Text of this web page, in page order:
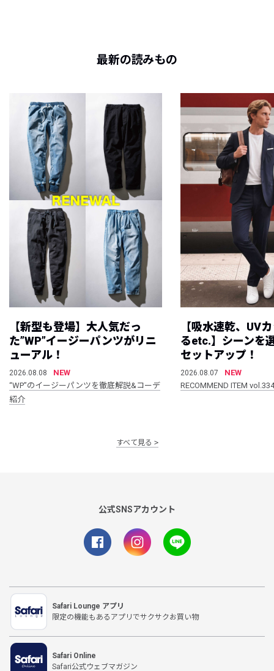
最新の読みもの
【新型も登場】大人気だっ
た”WP”イージーパンツがリニ
ューアル！
2026.08.08
NEW
“WP”のイージーパンツを徹底解説&コーデ
紹介
【吸水速乾、UV
るetc.】シーンを
セットアップ！
2026.08.07
NEW
RECOMMEND ITEM vol.334
すべて見る
公式SNSアカウント
Safari Lounge アプリ
限定の機能もあるアプリでサクサクお買い物
Safari Online
Safari公式ウェブマガジン